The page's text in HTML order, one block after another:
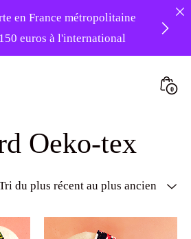
en France métropolitaine
euros à l'international
à partir du 31/08 ❤️
PATIENCE
0
Oeko-tex